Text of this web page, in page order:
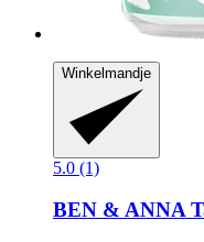
Winkelmandje
5.0 (1)
BEN & ANNA